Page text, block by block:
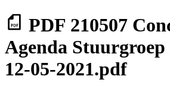
PDF 210507
Agenda Stuurgroep
12-05-2021.pdf